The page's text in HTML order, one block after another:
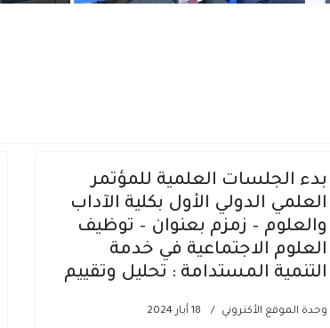
بدء الجلسات العلمية للمؤتمر
العلمي الدولي الأول بكلية الآداب
والعلوم – زمزم بعنوان – توظيف
العلوم الاجتماعية في خدمة
التنمية المستدامة : تحليل وتقييم
وحدة الموقع الأكتروني 18 أيار 2024